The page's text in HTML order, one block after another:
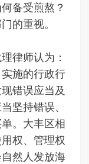
备受煎熬？
的重视。
律师认为：
施的行政行
错误应当及
坚持错误、
。大丰区相
权、管理权
然人发放海